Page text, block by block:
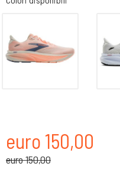
euro 150,00
euro 150,00